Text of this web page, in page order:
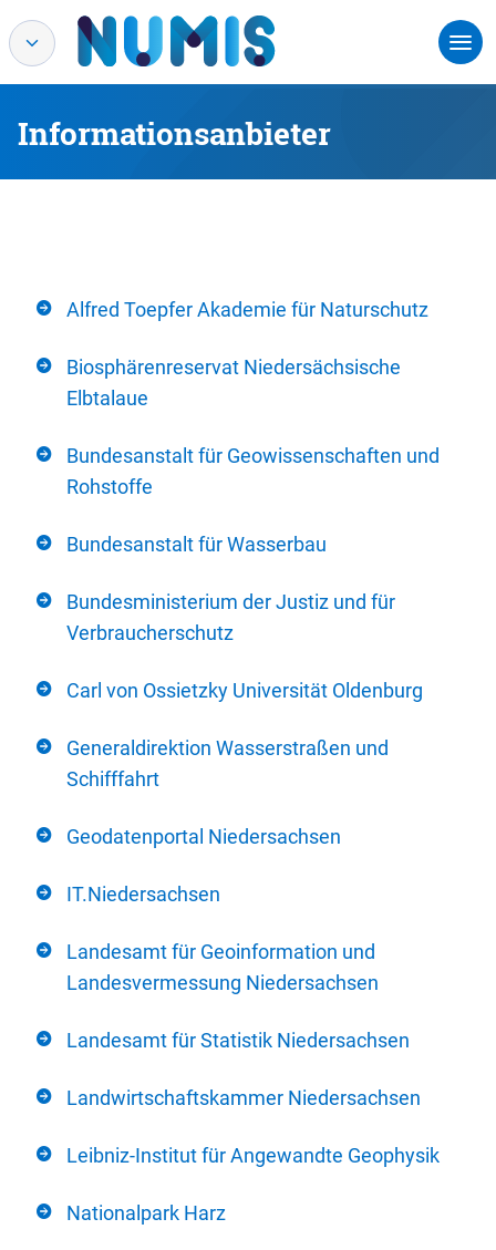
Informationsanbieter
Alfred Toepfer Akademie für Naturschutz
Biosphärenreservat Niedersächsische
Elbtalaue
Bundesanstalt für Geowissenschaften und
Rohstoffe
Bundesanstalt für Wasserbau
Bundesministerium der Justiz und für
Verbraucherschutz
Carl von Ossietzky Universität Oldenburg
Generaldirektion Wasserstraßen und
Schifffahrt
Geodatenportal Niedersachsen
IT.Niedersachsen
Landesamt für Geoinformation und
Landesvermessung Niedersachsen
Landesamt für Statistik Niedersachsen
Landwirtschaftskammer Niedersachsen
Leibniz-Institut für Angewandte Geophysik
Nationalpark Harz